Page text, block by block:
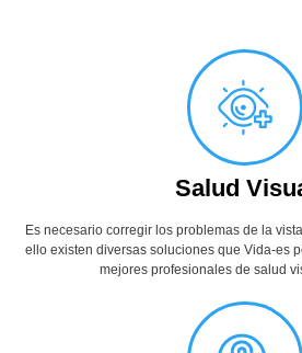
Salud
Es necesario corregir los problemas de la
ello existen diversas soluciones que Vida-es
mejores profesionales de salud